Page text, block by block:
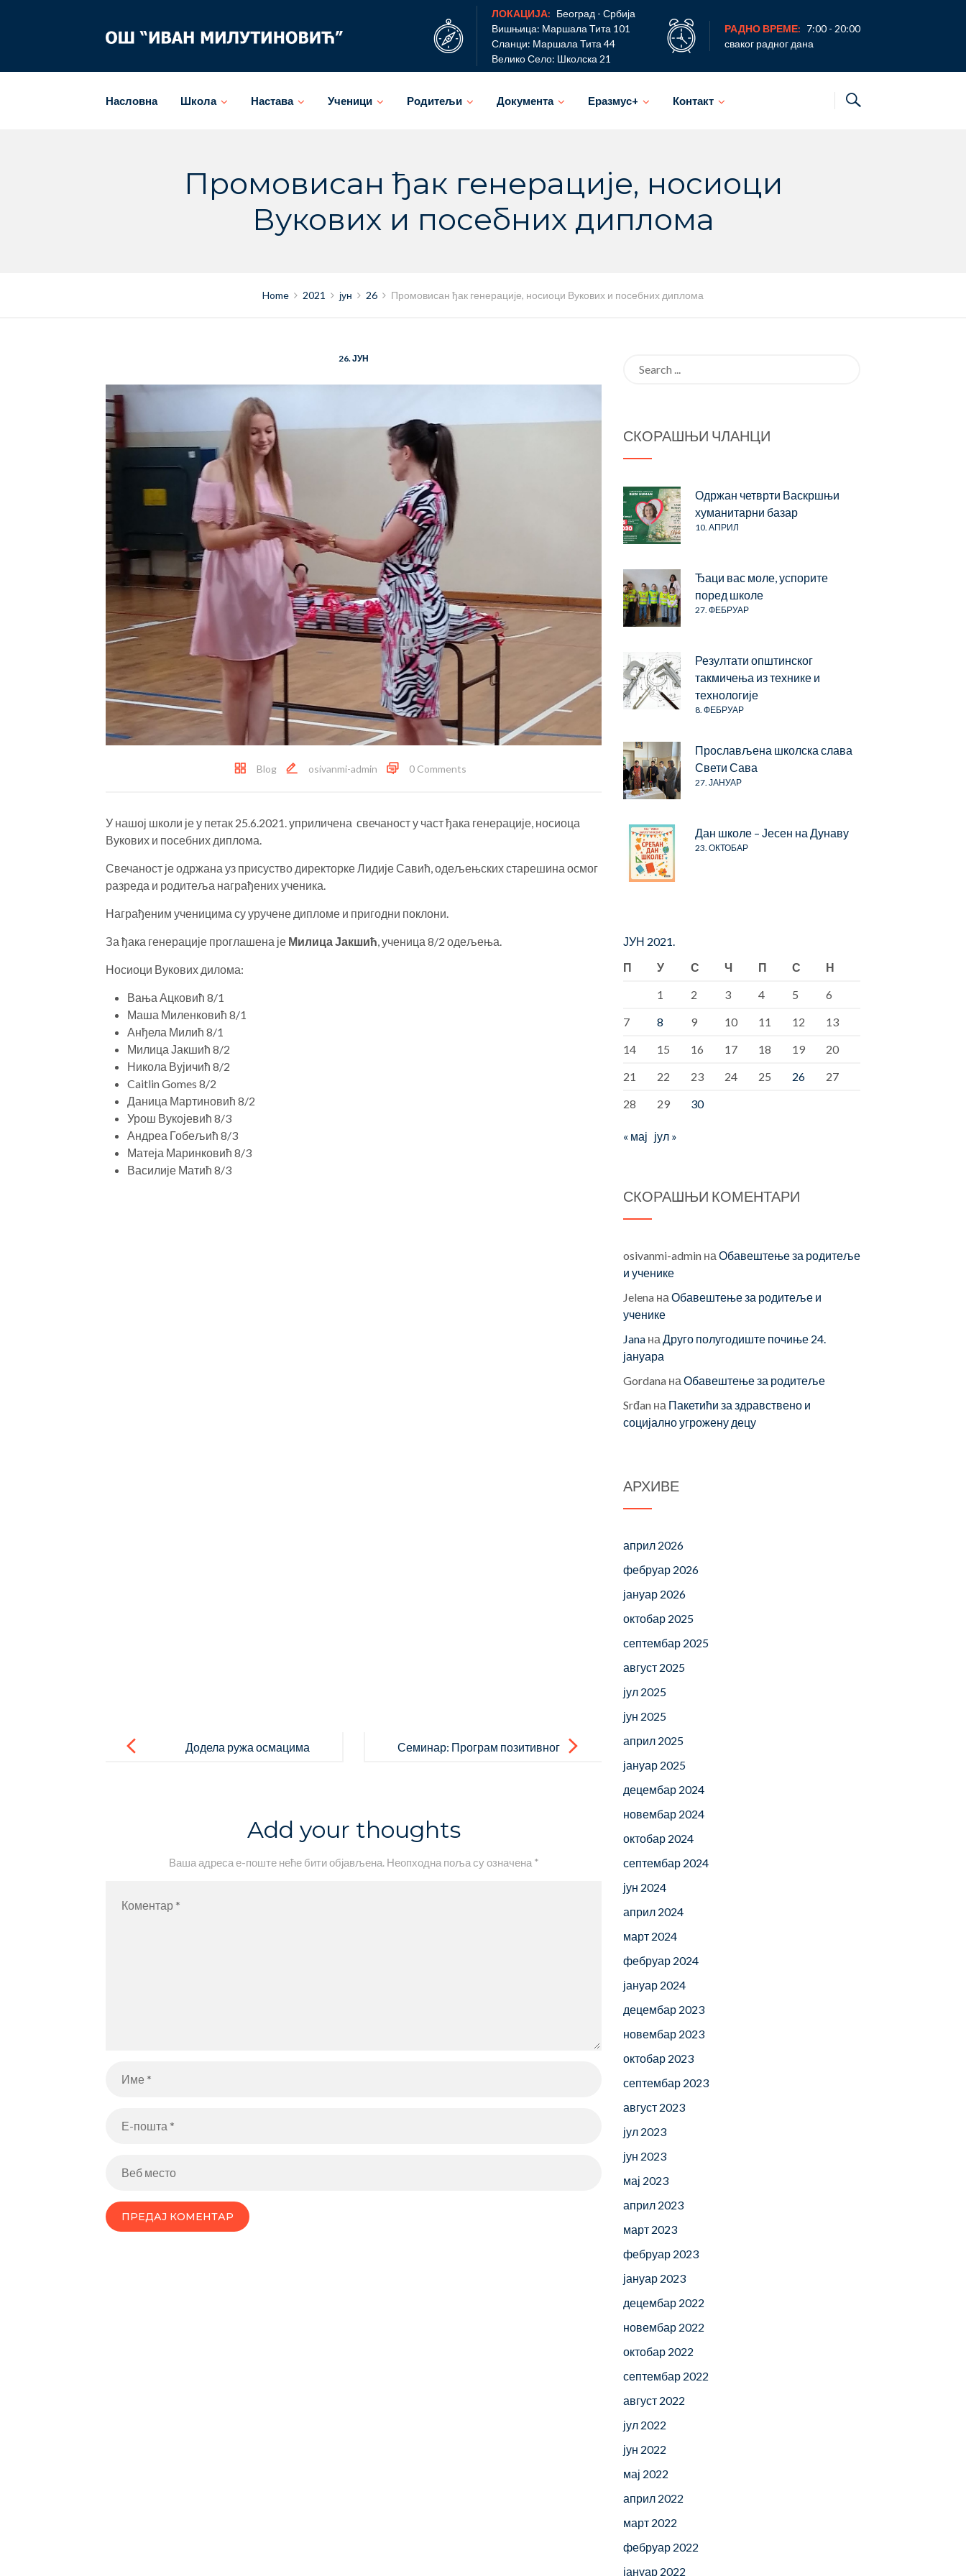
ЛОКАЦИЈА: Београд - Србија
Вишњица: Маршала Тита 101
Сланци: Маршала Тита 44
Велико Село: Школска 21
РАДНО ВРЕМЕ: 7:00 - 20:00
сваког радног дана
Насловна Школа Настава Ученици Родитељи Документа Еразмус+ Контакт
Промовисан ђак генерације, носиоци
Вукових и посебних диплома
Home 2021 јун 26 Промовисан ђак генерације, носиоци Вукових и посебних диплома
26. ЈУН
Blog osivanmi-admin 0 Comments
У нашој школи је у петак 25.6.2021. уприличена свечаност у част ђака генерације, носиоца
Вукових и посебних диплома.
Свечаност је одржана уз присуство директорке Лидије Савић, одељењских старешина осмог
разреда и родитеља награђених ученика.
Награђеним ученицима су уручене дипломе и пригодни поклони.
За ђака генерације проглашена је Милица Јакшић , ученица 8/2 одељења.
Носиоци Вукових дилома:
Вања Ацковић 8/1
Маша Миленковић 8/1
Анђела Милић 8/1
Милица Јакшић 8/2
Никола Вујичић 8/2
Caitlin Gomes 8/2
Даница Мартиновић 8/2
Урош Вукојевић 8/3
Андреа Гобељић 8/3
Матеја Маринковић 8/3
Василије Матић 8/3
navigation
Додела ружа осмацима
Семинар: Програм позитивног
Add your thoughts
Ваша адреса е-поште неће бити објављена. Неопходна поља су означена *
СКОРАШЊИ ЧЛАНЦИ
Одржан четврти Васкршњи
хуманитарни базар
10. АПРИЛ
Ђаци вас моле, успорите
поред школе
27. ФЕБРУАР
Резултати општинског
такмичења из технике и
технологије
8. ФЕБРУАР
Прослављена школска слава
Свети Сава
27. ЈАНУАР
Дан школе – Јесен на Дунаву
23. ОКТОБАР
ЈУН 2021.
П
У С Ч П С
Н
1
2 3 4 5
6
7
8 9 10 11 12
13
14
15 16 17 18 19
20
21
22 23 24 25 26
27
28
29 30
« мај јул »
СКОРАШЊИ КОМЕНТАРИ
osivanmi-admin на Обавештење за родитеље
и ученике
Jelena на Обавештење за родитеље и
ученике
Jana на Друго полугодиште почиње 24.
јануара
Gordana на Обавештење за родитеље
Srđan на Пакетићи за здравствено и
социјално угрожену децу
АРХИВЕ
април 2026
фебруар 2026
јануар 2026
октобар 2025
септембар 2025
август 2025
јул 2025
јун 2025
април 2025
јануар 2025
децембар 2024
новембар 2024
октобар 2024
септембар 2024
јун 2024
април 2024
март 2024
фебруар 2024
јануар 2024
децембар 2023
новембар 2023
октобар 2023
септембар 2023
август 2023
јул 2023
јун 2023
мај 2023
април 2023
март 2023
фебруар 2023
јануар 2023
децембар 2022
новембар 2022
октобар 2022
септембар 2022
август 2022
јул 2022
јун 2022
мај 2022
април 2022
март 2022
фебруар 2022
јануар 2022